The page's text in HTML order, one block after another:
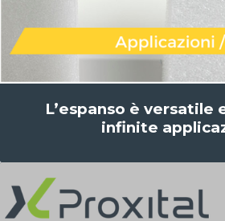
L’espanso è versatile
infinite